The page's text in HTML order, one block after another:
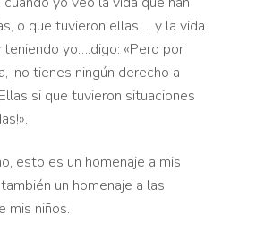
o que tuvieron ellas…. y la vida
yo….digo: «Pero por
¡no tienes ningún derecho a
si que tuvieron situaciones
esto es un homenaje a mis
un homenaje a las
mis niños.